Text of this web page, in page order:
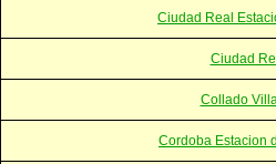
Ciudad Real
Ciudad
Collado
Cordoba Estacion